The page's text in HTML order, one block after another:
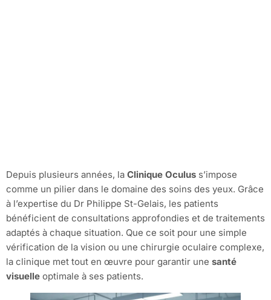
Depuis plusieurs années, la Clinique Oculus s’impose
comme un pilier dans le domaine des soins des yeux. Grâce
à l’expertise du Dr Philippe St-Gelais, les patients
bénéficient de consultations approfondies et de traitements
adaptés à chaque situation. Que ce soit pour une simple
vérification de la vision ou une chirurgie oculaire complexe,
la clinique met tout en œuvre pour garantir une santé
visuelle optimale à ses patients.